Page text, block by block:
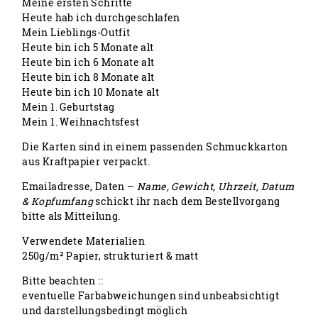
Meine ersten Schritte
Heute hab ich durchgeschlafen
Mein Lieblings-Outfit
Heute bin ich 5 Monate alt
Heute bin ich 6 Monate alt
Heute bin ich 8 Monate alt
Heute bin ich 10 Monate alt
Mein 1. Geburtstag
Mein 1. Weihnachtsfest
Die Karten sind in einem passenden Schmuckkarton
aus Kraftpapier verpackt.
Emailadresse, Daten –Name, Gewicht, Uhrzeit, Datum
& Kopfumfangschickt ihr nach dem Bestellvorgang
bitte als Mitteilung.
Verwendete Materialien
250g/m² Papier, strukturiert & matt
Bitte beachten ::
eventuelle Farbabweichungen sind unbeabsichtigt
und darstellungsbedingt möglich